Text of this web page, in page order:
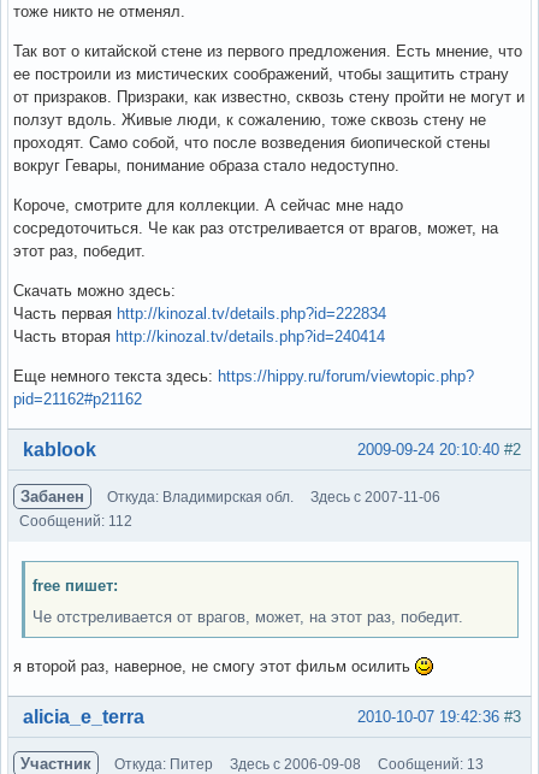
тоже никто не отменял.
Так вот о китайской стене из первого предложения. Есть мнение, что
ее построили из мистических соображений, чтобы защитить страну
от призраков. Призраки, как известно, сквозь стену пройти не могут и
ползут вдоль. Живые люди, к сожалению, тоже сквозь стену не
проходят. Само собой, что после возведения биопической стены
вокруг Гевары, понимание образа стало недоступно.
Короче, смотрите для коллекции. А сейчас мне надо
сосредоточиться. Че как раз отстреливается от врагов, может, на
этот раз, победит.
Скачать можно здесь:
Часть первая http://kinozal.tv/details.php?id=222834
Часть вторая http://kinozal.tv/details.php?id=240414
Еще немного текста здесь: https://hippy.ru/forum/viewtopic.php?
pid=21162#p21162
Вне форума #2
2009-09-24 20:10:40
kablook
Забанен Откуда: Владимирская обл.
Здесь с 2007-11-06
Сообщений: 112
free пишет:
Че отстреливается от врагов, может, на этот раз, победит.
я второй раз, наверное, не смогу этот фильм осилить
Вне форума #3
2010-10-07 19:42:36
alicia_e_terra
Участник Откуда: Питер Здесь с 2006-09-08 Сообщений: 13